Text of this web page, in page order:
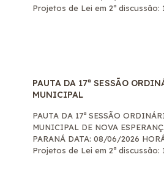
Projetos de Lei em 2ª discussão:
PAUTA DA 17ª SESSÃO
MUNICIPAL
PAUTA DA 17ª SESSÃO
MUNICIPAL DE NOVA
PARANÁ DATA: 08/06/2026
Projetos de Lei em 2ª discussão: